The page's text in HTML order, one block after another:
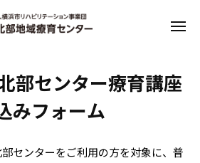
メ
センター療育講座
みフォーム
センターをご利用の方を対象に、普